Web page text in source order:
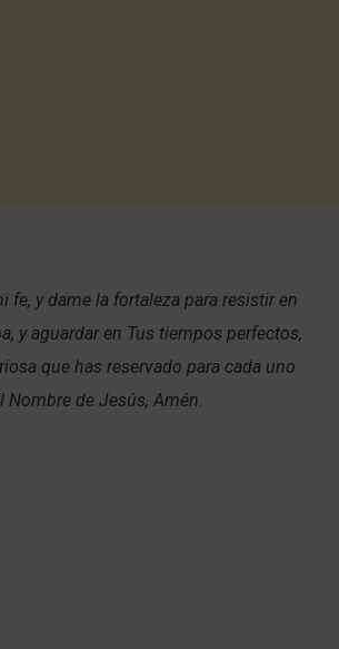
fe, y dame la fortaleza para resistir en
y aguardar en Tus tiempos perfectos,
que has reservado para cada uno
Nombre de Jesús, Amén.